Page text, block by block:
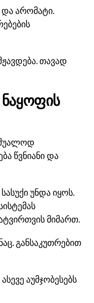
და არომატი.
თავად
ნაყოფის
წვნიანი და
უნდა იყოს.
მიმართ.
განსაკუთრებით
აუმჯობესებს